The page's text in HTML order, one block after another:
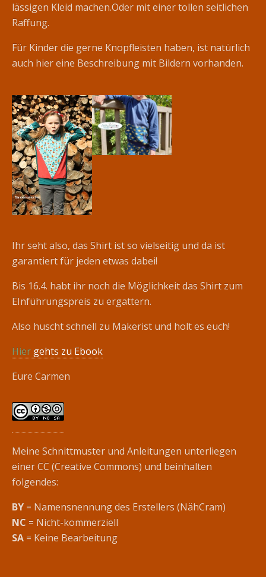
lässigen Kleid machen.Oder mit einer tollen seitlichen
Raffung.
Für Kinder die gerne Knopfleisten haben, ist natürlich
auch hier eine Beschreibung mit Bildern vorhanden.
Ihr seht also, das Shirt ist so vielseitig und da ist
garantiert für jeden etwas dabei!
Bis 16.4. habt ihr noch die Möglichkeit das Shirt zum
EInführungspreis zu ergattern.
Also huscht schnell zu Makerist und holt es euch!
Hier gehts zu Ebook
Eure Carmen
Meine Schnittmuster und Anleitungen unterliegen
einer CC (Creative Commons) und beinhalten
folgendes:
BY = Namensnennung des Erstellers (NähCram)
NC = Nicht-kommerziell
SA = Keine Bearbeitung